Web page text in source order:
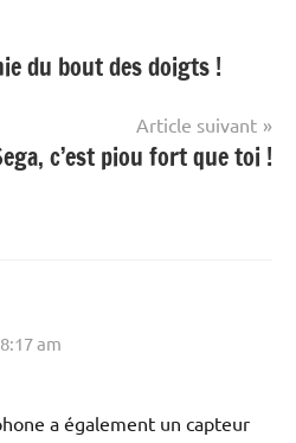
du bout des doigts !
Article suivant
c’est piou fort que toi !
am
a également un capteur